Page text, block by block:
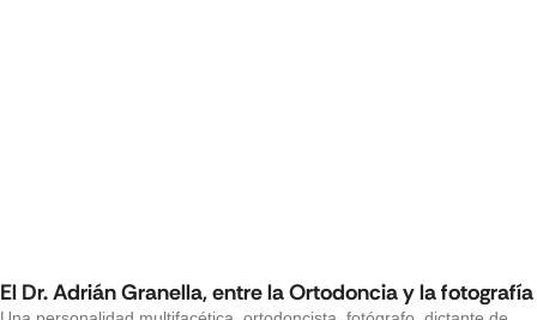
El Dr. Adrián Granella, entre la Ortodoncia y la fotografía